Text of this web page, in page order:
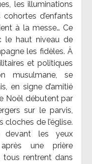
les illuminations
d’enfants
à la messe… Ce
le haut niveau de
les fidèles. À
et politiques
musulmane, se
en signe d’amitié
Noël débutent par
sur le parvis,
de l’église.
les yeux
une prière
tous rentrent dans